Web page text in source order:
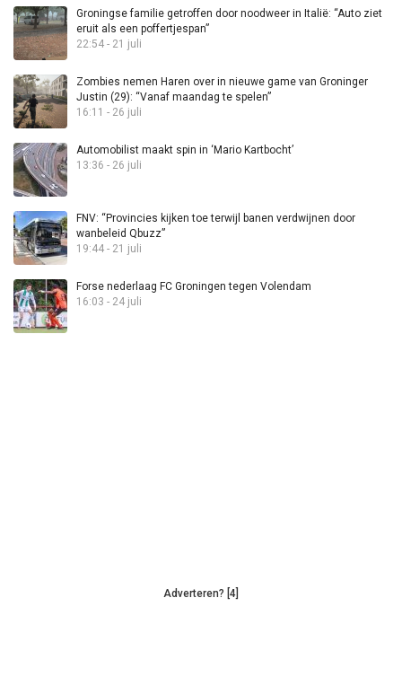
Groningse familie getroffen door noodweer in Italië: “Auto ziet
eruit als een poffertjespan”
22:54 - 21 juli
Zombies nemen Haren over in nieuwe game van Groninger
Justin (29): “Vanaf maandag te spelen”
16:11 - 26 juli
Automobilist maakt spin in ‘Mario Kartbocht’
13:36 - 26 juli
FNV: “Provincies kijken toe terwijl banen verdwijnen door
wanbeleid Qbuzz”
19:44 - 21 juli
Forse nederlaag FC Groningen tegen Volendam
16:03 - 24 juli
Adverteren? [4]